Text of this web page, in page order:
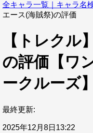
全キャラ一覧｜キャラ名
エース(海賊祭)の評価
【トレクル
の評価【ワ
ークルーズ】
最終更新:
2025年12月8日13:22